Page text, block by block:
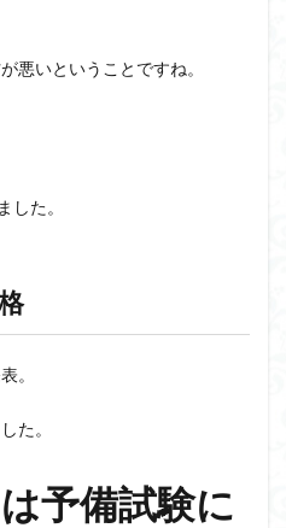
悪いということですね。
した。
。
た。
予備試験に